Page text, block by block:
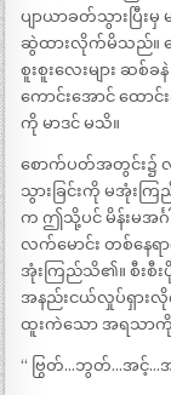
ပျာယာခတ်သွားပြီး
ဆွဲထားလိုက်မိသည်။ ပ
စူးစူးလေးများ ဆစ်
ကောင်းအောင် ထော
ကို မာဒင် မသိ။
စောက်ပတ်အတွင်း၌ လီ
သွားခြင်းကို မအုံးကြ
က ဤသို့ပင် မိန်းမအင်္ဂါ
လက်မောင်း တစ်နေ
အုံးကြည်သိ၏။ စီးစီး
အနည်းငယ်လှုပ်ရှားလို
ထူးကဲသော အရသာကို
“ ဗြွတ်…ဘွတ်…အင့်…အ